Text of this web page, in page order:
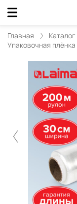
Главная Каталог
Упаковочная плёнка